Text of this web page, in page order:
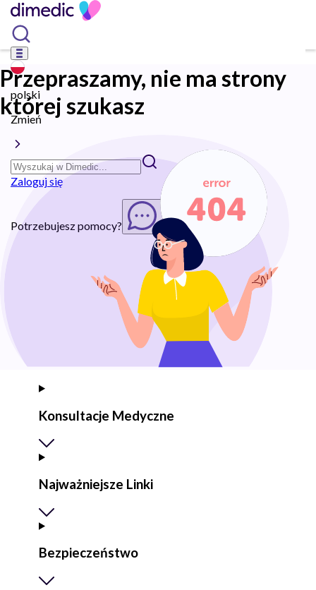
polski
Zmień
Zaloguj się
Potrzebujesz pomocy? Rozpocznij chat
Przepraszamy, nie ma strony
której szukasz
Konsultacje Medyczne
Najważniejsze Linki
Bezpieczeństwo